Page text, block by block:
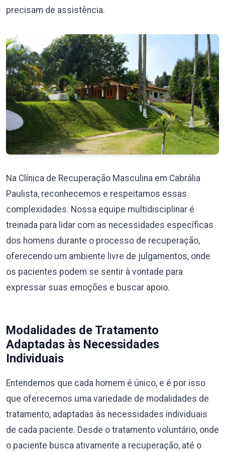
precisam de assistência.
Na Clínica de Recuperação Masculina em Cabrália
Paulista, reconhecemos e respeitamos essas
complexidades. Nossa equipe multidisciplinar é
treinada para lidar com as necessidades específicas
dos homens durante o processo de recuperação,
oferecendo um ambiente livre de julgamentos, onde
os pacientes podem se sentir à vontade para
expressar suas emoções e buscar apoio.
Modalidades de Tratamento
Adaptadas às Necessidades
Individuais
Entendemos que cada homem é único, e é por isso
que oferecemos uma variedade de modalidades de
tratamento, adaptadas às necessidades individuais
de cada paciente. Desde o tratamento voluntário, onde
o paciente busca ativamente a recuperação, até o